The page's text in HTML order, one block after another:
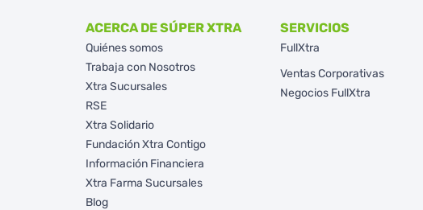
ACERCA DE SÚPER XTRA
Quiénes somos
Trabaja con Nosotros
Xtra Sucursales
RSE
Xtra Solidario
Fundación Xtra Contigo
Información Financiera
Xtra Farma Sucursales
Blog
SERVICIOS
FullXtra
Ventas Corporativas
Negocios FullXtra